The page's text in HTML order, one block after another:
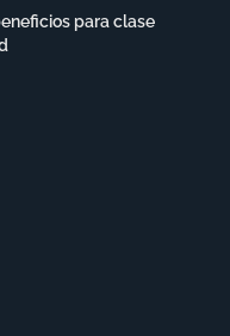
para clase